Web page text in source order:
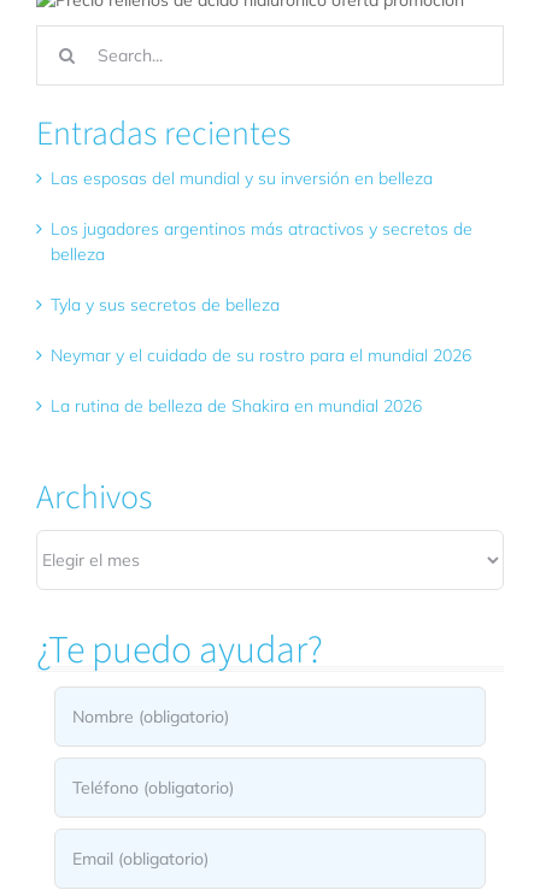
Entradas recientes
Las esposas del mundial y su inversión en belleza
Los jugadores argentinos más atractivos y secretos de
belleza
Tyla y sus secretos de belleza
Neymar y el cuidado de su rostro para el mundial 2026
La rutina de belleza de Shakira en mundial 2026
Archivos
Archivos
¿Te puedo ayudar?